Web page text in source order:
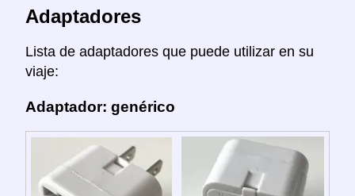
Adaptadores
Lista de adaptadores que puede utilizar en su
viaje:
Adaptador: genérico